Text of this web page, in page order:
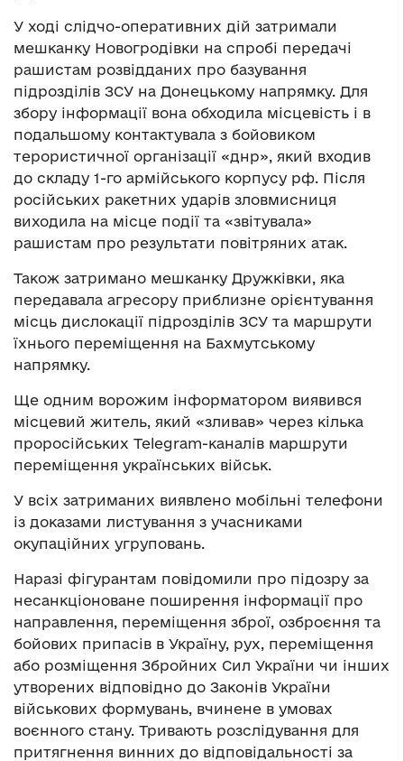
У ході слідчо-оперативних дій затримали
мешканку Новогродівки на спробі передачі
рашистам розвідданих про базування
підрозділів ЗСУ на Донецькому напрямку. Для
збору інформації вона обходила місцевість і в
подальшому контактувала з бойовиком
терористичної організації «днр», який входив
до складу 1-го армійського корпусу рф. Після
російських ракетних ударів зловмисниця
виходила на місце події та «звітувала»
рашистам про результати повітряних атак.
Також затримано мешканку Дружківки, яка
передавала агресору приблизне орієнтування
місць дислокації підрозділів ЗСУ та маршрути
їхнього переміщення на Бахмутському
напрямку.
Ще одним ворожим інформатором виявився
місцевий житель, який «зливав» через кілька
проросійських Telegram-каналів маршрути
переміщення українських військ.
У всіх затриманих виявлено мобільні телефони
із доказами листування з учасниками
окупаційних угруповань.
Наразі фігурантам повідомили про підозру за
несанкціоноване поширення інформації про
направлення, переміщення зброї, озброєння та
бойових припасів в Україну, рух, переміщення
або розміщення Збройних Сил України чи інших
утворених відповідно до Законів України
військових формувань, вчинене в умовах
воєнного стану. Тривають розслідування для
притягнення винних до відповідальності за